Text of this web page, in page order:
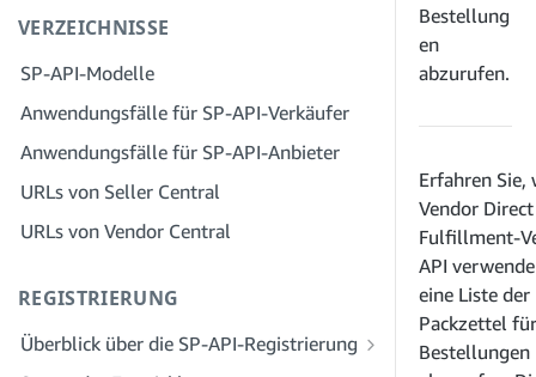
Autorisierungsworkflow ein
Schritt 7: Registrieren Sie Ihre
Produktionsanwendung
Schritt 8: Rufen Sie die SP-API in der
Schritt 10: Bieten Sie Ihre Anwendung
in Seller Central
Schritt 6: Laden Sie Mitarbeiter zu
Ihrem Konto ein
Schritt 7: Stellen Sie eine Verbindung
VERZEICHNISSE
SP-API-Modelle
Anwendungsfälle für SP-API-Verkäufer
Anwendungsfälle für SP-API-Anbieter
URLs von Seller Central
URLs von Vendor Central
REGISTRIERUNG
Überblick über die SP-API-Registrierung
Bestellung
en
abzurufen.
Erfahren Sie,
Vendor Direct
Fulfillment-
API
eine Liste der
Packzettel für
Bestellungen